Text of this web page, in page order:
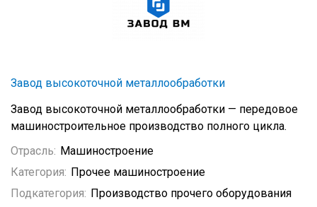
Завод высокоточной металлообработки
Завод высокоточной металлообработки — передовое
машиностроительное производство полного цикла.
Отрасль: Машиностроение
Категория: Прочее машиностроение
Подкатегория: Производство прочего оборудования